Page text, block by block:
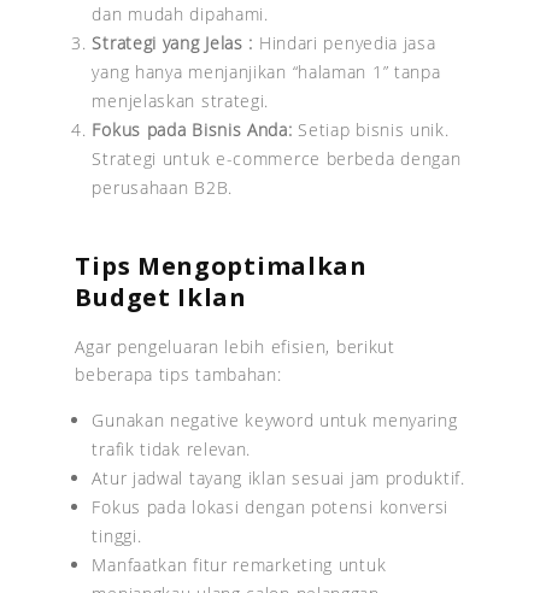
dan mudah dipahami.
Strategi yang Jelas : Hindari penyedia jasa
yang hanya menjanjikan “halaman 1” tanpa
menjelaskan strategi.
Fokus pada Bisnis Anda: Setiap bisnis unik.
Strategi untuk e-commerce berbeda dengan
perusahaan B2B.
Tips Mengoptimalkan
Budget Iklan
Agar pengeluaran lebih efisien, berikut
beberapa tips tambahan:
Gunakan negative keyword untuk menyaring
trafik tidak relevan.
Atur jadwal tayang iklan sesuai jam produktif.
Fokus pada lokasi dengan potensi konversi
tinggi.
Manfaatkan fitur remarketing untuk